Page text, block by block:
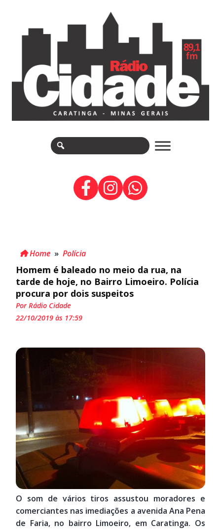
Home » Polícia
Homem é baleado no meio da rua, na
tarde de hoje, no Bairro Limoeiro. Polícia
procura por dois suspeitos
Por Rádio Cidade
22/10/2019 às 17:59
O som de vários tiros assustou moradores e
comerciantes nas imediações a avenida Ana Pena
de Faria, no bairro Limoeiro, em Caratinga. Os